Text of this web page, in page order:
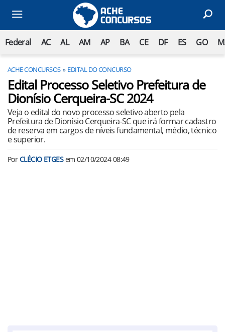
Federal AC AL AM AP BA CE DF ES GO
ACHE CONCURSOS EDITAL DO CONCURSO
Edital Processo Seletivo Prefeitura de
Dionísio Cerqueira-SC 2024
Veja o edital do novo processo seletivo aberto pela
Prefeitura de Dionísio Cerqueira-SC que irá formar cadastro
de reserva em cargos de níveis fundamental, médio, técnico
e superior.
PorCLÉCIO ETGESem 02/10/2024 08:49